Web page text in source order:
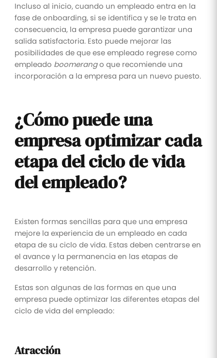
Incluso al inicio, cuando un empleado entra en la
fase de onboarding, si se identifica y se le trata en
consecuencia, la empresa puede garantizar una
salida satisfactoria. Esto puede mejorar las
posibilidades de que ese empleado regrese como
empleado boomerango que recomiende una
incorporación a la empresa para un nuevo puesto.
¿Cómo puede una
empresa optimizar cada
etapa del ciclo de vida
del empleado?
Existen formas sencillas para que una empresa
mejore la experiencia de un empleado en cada
etapa de su ciclo de vida. Estas deben centrarse en
el avance y la permanencia en las etapas de
desarrollo y retención.
Estas son algunas de las formas en que una
empresa puede optimizar las diferentes etapas del
ciclo de vida del empleado:
Atracción